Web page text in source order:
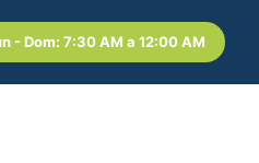
- Dom: 7:30 AM a 12:00 AM